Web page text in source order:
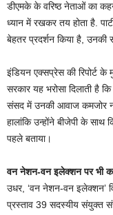
डीएमके के वरिष्ठ नेताओं का
ध्यान में रखकर तय होता है.
बेहतर प्रदर्शन किया है, उनकी
इंडियन एक्सप्रेस की रिपोर्ट
सरकार यह भरोसा दिलाती है कि
संसद में उनकी आवाज कमजोर
हालांकि उन्होंने बीजेपी के
पहले बताया।
वन नेशन-वन इलेक्शन पर भी
उधर, ‘वन नेशन-वन इलेक्शन’
प्रस्ताव 39 सदस्यीय संयुक्त